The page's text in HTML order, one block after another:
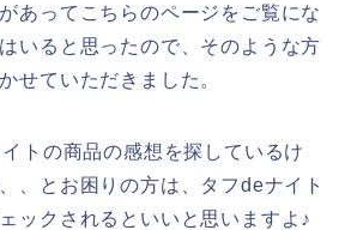
あってこちらのページをご覧にな
いると思ったので、そのような方
せていただきました。
トの商品の感想を探しているけ
、とお困りの方は、タフdeナイト
ックされるといいと思いますよ♪